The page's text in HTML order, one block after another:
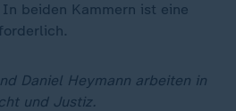
beiden Kammern ist eine
Daniel Heymann arbeiten in
und Justiz.